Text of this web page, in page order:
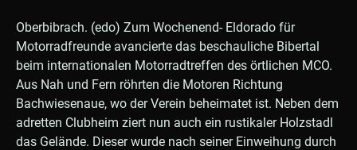
Oberbibrach. (edo) Zum Wochenend- Eldorado für
Motorradfreunde avancierte das beschauliche Bibertal
beim internationalen Motorradtreffen des örtlichen MCO.
Aus Nah und Fern röhrten die Motoren Richtung
Bachwiesenaue, wo der Verein beheimatet ist. Neben dem
adretten Clubheim ziert nun auch ein rustikaler Holzstadl
das Gelände. Dieser wurde nach seiner Einweihung durch